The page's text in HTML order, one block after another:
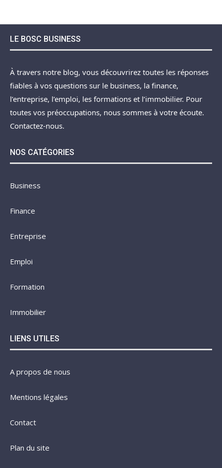
LE BOSC BUSINESS
À travers notre blog, vous découvrirez toutes les réponses
fiables à vos questions sur le business, la finance,
l’entreprise, l’emploi, les formations et l’immobilier. Pour
toutes vos préoccupations, nous sommes à votre écoute.
Contactez-nous.
NOS CATÉGORIES
Business
Finance
Entreprise
Emploi
Formation
Immobilier
LIENS UTILES
A propos de nous
Mentions légales
Contact
Plan du site